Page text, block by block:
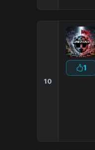
10
1